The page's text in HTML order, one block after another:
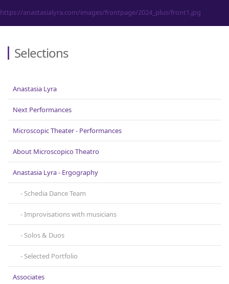
https://anastasialyra.com/images/frontpage/2024_plus/front1.jpg
Selections
Anastasia Lyra
Next Performances
Microscopic Theater - Performances
About Microscopicο Theatro
Anastasia Lyra - Ergography
Schedia Dance Team
Improvisations with musicians
Solos & Duos
Selected Portfolio
Associates